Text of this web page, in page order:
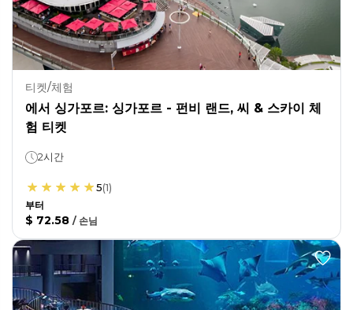
티켓/체험
에서 싱가포르: 싱가포르 - 펀비 랜드, 씨 & 스카이 체
험 티켓
2시간
5(1)
부터
$ 72.58 / 손님